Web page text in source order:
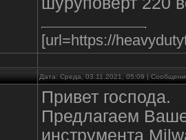
[url=https://
Дата: Среда, 03.11.2021, 05:09 |
Привет господа.
Предлагаем
инструмента